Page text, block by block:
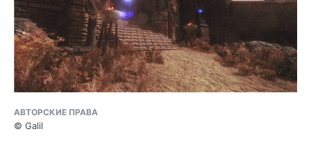
АВТОРСКИЕ ПРАВА
© Galil